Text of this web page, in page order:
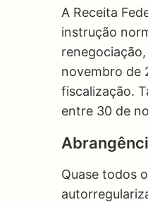
A Receita
instrução
novembro de
fiscalização.
entre 30 de
Quase todos